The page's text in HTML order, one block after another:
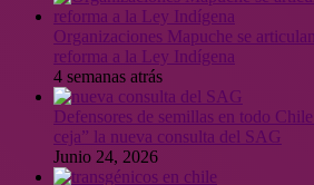
Organizaciones Mapuche se
reforma a la Ley Indígena
4 semanas atrás
Defensores de semillas en todo
ceja” la nueva consulta del SAG
Junio 24, 2026